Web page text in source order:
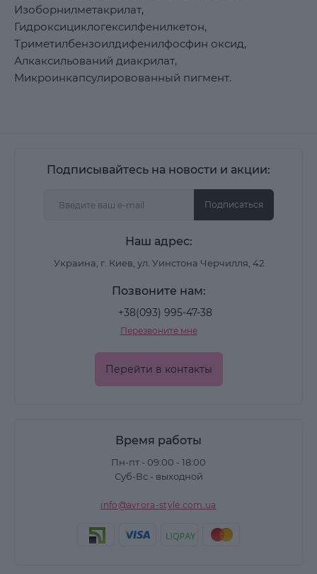
Изоборнилметакрилат,
Гидроксициклогексилфенилкетон,
Триметилбензоилдифенилфосфин оксид,
Алкаксильований диакрилат,
Микроинкапсулировованный пигмент.
Подписывайтесь на новости и акции:
Подписаться
Наш адрес:
Украина, г. Киев, ул. Уинстона Черчилля, 42
Позвоните нам:
+38(093) 995-47-38
Перезвоните мне
Перейти в контакты
Время работы
Пн-пт - 09:00 - 18:00
Суб-Вс - выходной
info@avrora-style.com.ua